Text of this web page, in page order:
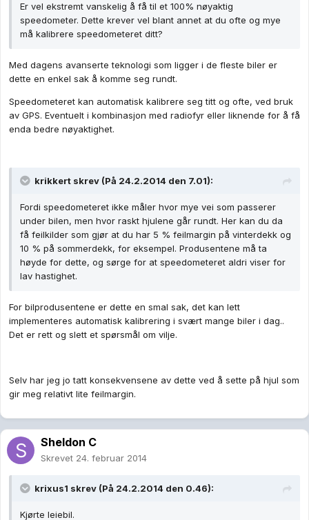
Er vel ekstremt vanskelig å få til et 100% nøyaktig
speedometer. Dette krever vel blant annet at du ofte og mye
må kalibrere speedometeret ditt?
Med dagens avanserte teknologi som ligger i de fleste biler er
dette en enkel sak å komme seg rundt.
Speedometeret kan automatisk kalibrere seg titt og ofte, ved bruk
av GPS. Eventuelt i kombinasjon med radiofyr eller liknende for å få
enda bedre nøyaktighet.
krikkert skrev (På 24.2.2014 den 7.01):
Fordi speedometeret ikke måler hvor mye vei som passerer
under bilen, men hvor raskt hjulene går rundt. Her kan du da
få feilkilder som gjør at du har 5 % feilmargin på vinterdekk og
10 % på sommerdekk, for eksempel. Produsentene må ta
høyde for dette, og sørge for at speedometeret aldri viser for
lav hastighet.
For bilprodusentene er dette en smal sak, det kan lett
implementeres automatisk kalibrering i svært mange biler i dag..
Det er rett og slett et spørsmål om vilje.
Selv har jeg jo tatt konsekvensene av dette ved å sette på hjul som
gir meg relativt lite feilmargin.
Sheldon C
Skrevet 24. februar 2014
krixus1 skrev (På 24.2.2014 den 0.46):
Kjørte leiebil.